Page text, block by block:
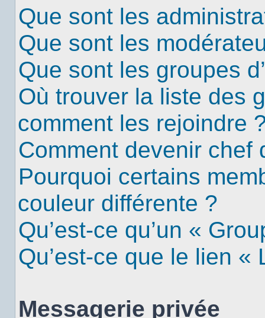
Que sont les
Que sont les
Que sont les groupes
Où trouver la liste des
comment les rejoindre
Comment devenir chef
Pourquoi certains
couleur différente ?
Qu’est-ce qu’un «
Qu’est-ce que le lien «
Messagerie privée